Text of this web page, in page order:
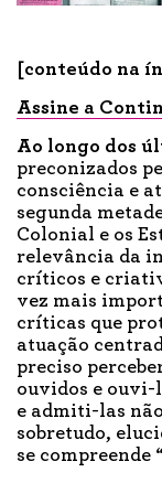
[conteúdo na
Assine a Contin
Ao longo dos
preconizados
consciência e
segunda
Colonial e os
relevância da
críticos e
vez mais
críticas que
atuação
preciso
ouvidos e ouvi-
e admiti-las
sobretudo,
se compreende